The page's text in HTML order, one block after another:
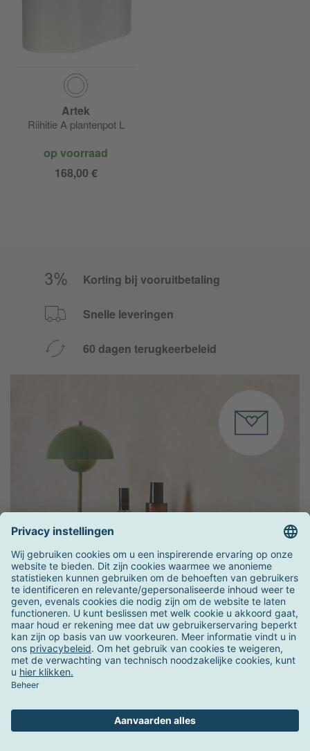
Artek
Riihitie A plantenpot L
op voorraad
168,00 €
Korting bij vooruitbetaling
Snelle leveringen
60 dagen terugkeerbeleid
Schrijf u in voor onze nieuwsbrief!
En profiteer van 11% korting op je volgende aankoop.
Email*